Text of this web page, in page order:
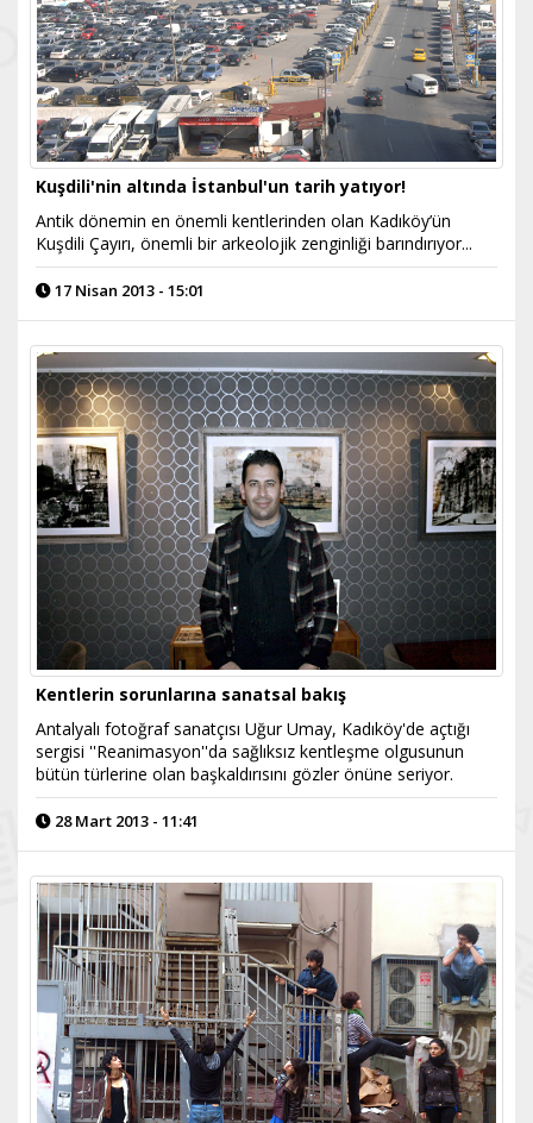
Kuşdili'nin altında İstanbul'un tarih yatıyor!
Antik dönemin en önemli kentlerinden olan Kadıköy’ün
Kuşdili Çayırı, önemli bir arkeolojik zenginliği barındırıyor...
17 Nisan 2013 - 15:01
Kentlerin sorunlarına sanatsal bakış
Antalyalı fotoğraf sanatçısı Uğur Umay, Kadıköy'de açtığı
sergisi ''Reanimasyon''da sağlıksız kentleşme olgusunun
bütün türlerine olan başkaldırısını gözler önüne seriyor.
28 Mart 2013 - 11:41